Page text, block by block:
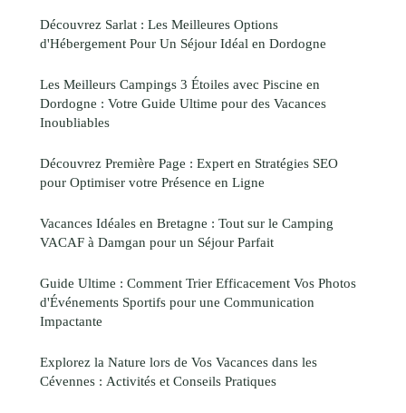
Découvrez Sarlat : Les Meilleures Options
d'Hébergement Pour Un Séjour Idéal en Dordogne
Les Meilleurs Campings 3 Étoiles avec Piscine en
Dordogne : Votre Guide Ultime pour des Vacances
Inoubliables
Découvrez Première Page : Expert en Stratégies SEO
pour Optimiser votre Présence en Ligne
Vacances Idéales en Bretagne : Tout sur le Camping
VACAF à Damgan pour un Séjour Parfait
Guide Ultime : Comment Trier Efficacement Vos Photos
d'Événements Sportifs pour une Communication
Impactante
Explorez la Nature lors de Vos Vacances dans les
Cévennes : Activités et Conseils Pratiques